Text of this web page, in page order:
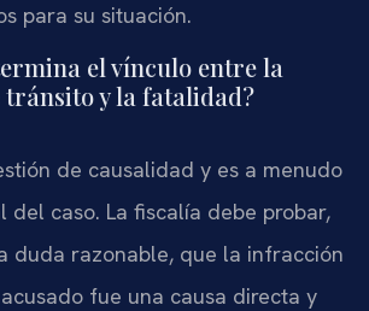
para su situación.
el vínculo entre la
y la fatalidad?
de causalidad y es a menudo
del caso. La fiscalía debe probar,
duda razonable, que la infracción
fue una causa directa y